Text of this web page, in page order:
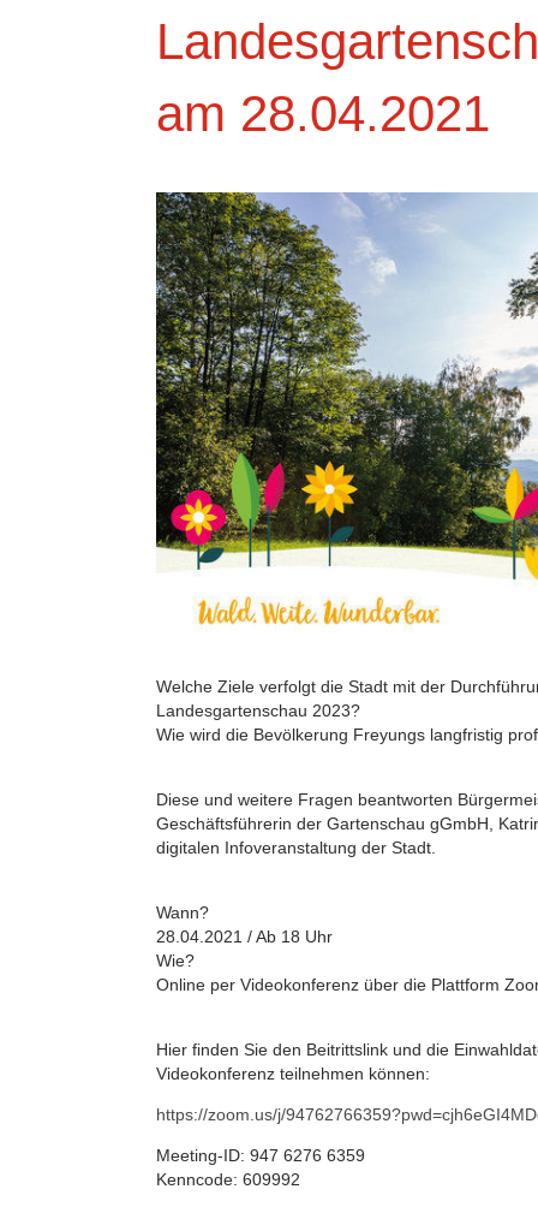
am 28.04.2021
Welche Ziele verfolgt die Stadt mit der
Landesgartenschau 2023?
Wie wird die Bevölkerung Freyungs langfristig
Diese und weitere Fragen beantworten
Geschäftsführerin der Gartenschau gGmbH,
digitalen Infoveranstaltung der Stadt.
Wann?
28.04.2021 / Ab 18 Uhr
Wie?
Online per Videokonferenz über die Plattform
Hier finden Sie den Beitrittslink und die
Videokonferenz teilnehmen können:
https://zoom.us/j/
Meeting-ID: 947 6276 6359
Kenncode: 609992